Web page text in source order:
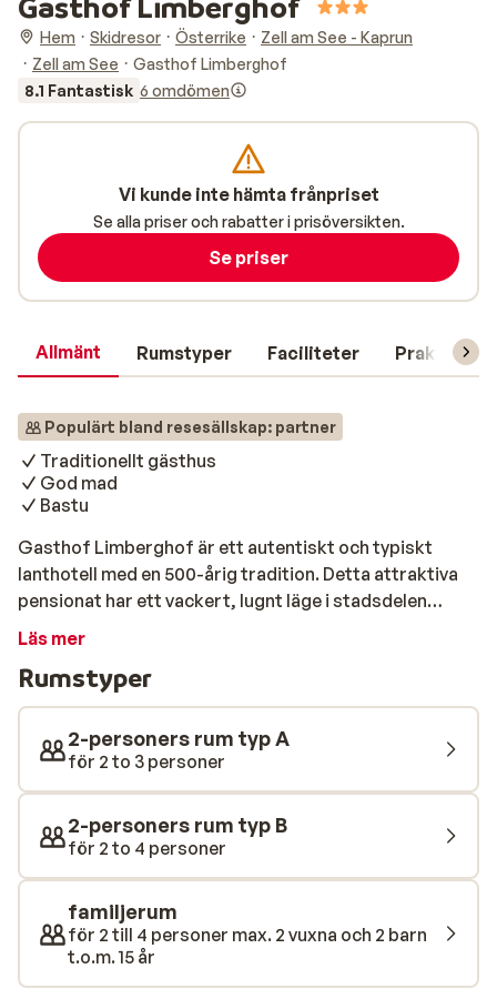
Hem Skidresor Österrike
Zell am See - Kaprun
Zell am See
Gasthof Limberghof
8.1 Fantastisk 6 omdömen
Allmänt Rumstyper Faciliteter Praktisk
Populärt bland resesällskap: partner
Traditionellt gästhus
God mad
Bastu
Gasthof Limberghof är ett autentiskt och typiskt
lanthotell med en 500-årig tradition. Detta attraktiva
pensionat har ett vackert, lugnt läge i stadsdelen
Schüttdorf och är känt för sina utmärkta hemlagade
värdshus är inredda i traditionell stil, med
bondgårdsmöbler och har eget badrum. Skidliften och
Zell am Sees centrum ligger 3 kilometer bort,
skidbussen som tar dig dit på några minuter stannar
100 meter från pensionatet. På morgonen på Gasthof
Limbergerhof väntar en utsökt frukost med tyrolska
produkter på dig och på kvällen kan du njuta av läckra
rätter, originella Pinzgauer-specialiteter och lokala
restaurangen.
Läs mer
Rumstyper
2-personers rum typ A
för 2 to 3 personer
2-personers rum typ B
för 2 to 4 personer
familjerum
för 2 till 4 personer max. 2 vuxna och 2 barn
t.o.m. 15 år
Vi kunde inte hämta frånpriset
Se alla priser och rabatter i prisöversikten.
Se priser